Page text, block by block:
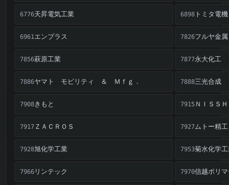
6776天昇電気工業 6898 トミタ電機
6961エンプラス 7826フルヤ金属
7856萩原工業 7877永大化工
7886ヤマト モビリティ ＆ Ｍｆｇ． 7888三光合成
7908きもと 7915 ＮＩＳＳ
7917 ＺＡＣＲＯＳ 7927ムトー精工
7928旭化学工業 7953菊水化学
7966 リンテック 7970信越ポリ